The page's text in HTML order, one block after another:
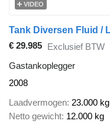
VIDEO
€ 29.985 Exclusief BTW
Gastankoplegger
2008
Laadvermogen 23.000 kg
Netto gewicht 12.000 kg